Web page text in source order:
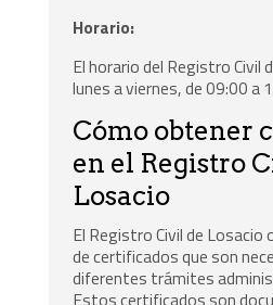
Horario:
El horario del Registro Civil
lunes a viernes, de 09:00 a
Cómo obtener
en el Registro
Losacio
El Registro Civil de Losacio
de certificados que son
diferentes trámites